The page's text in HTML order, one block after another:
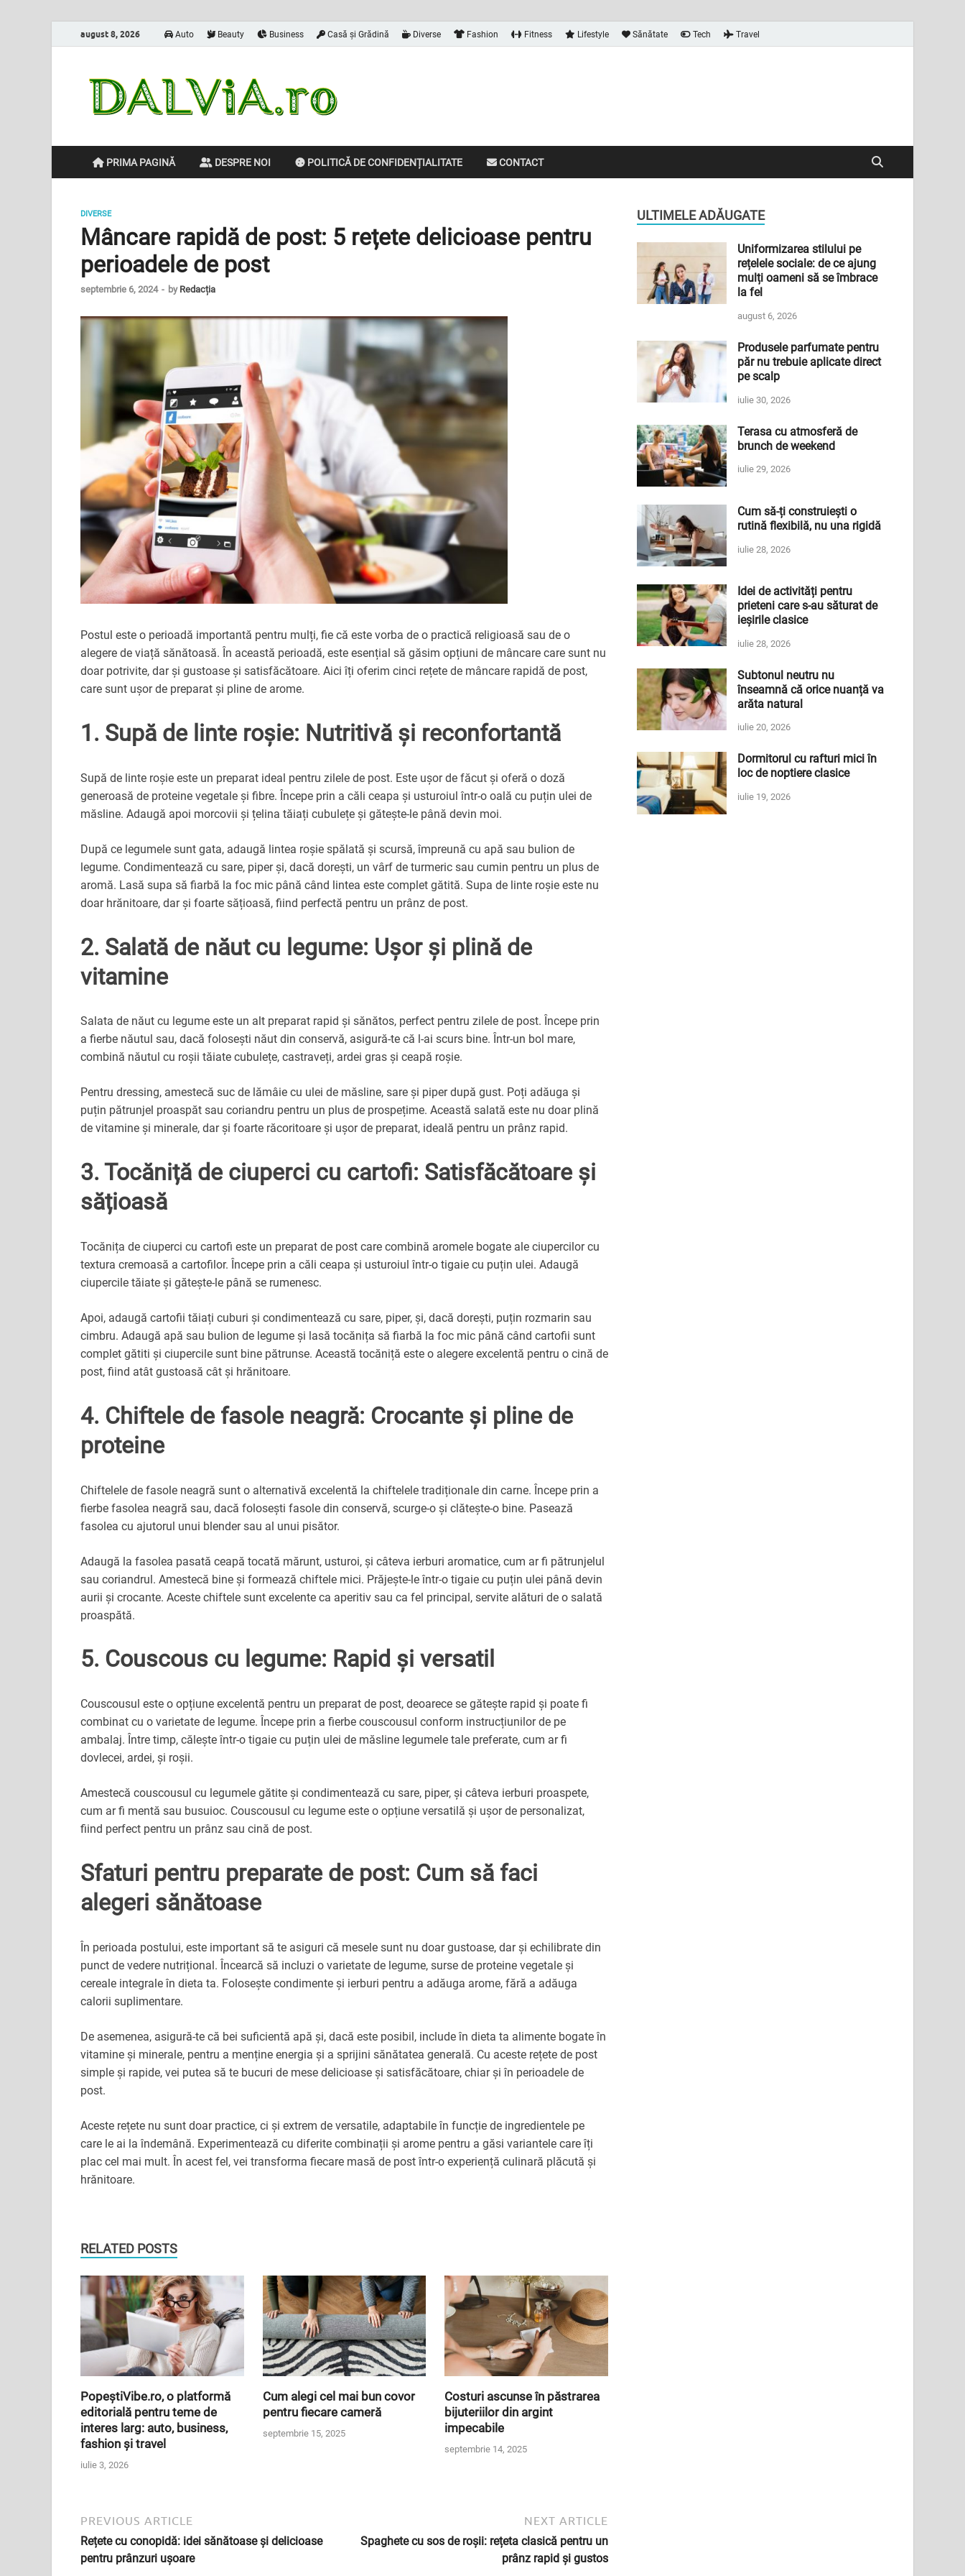
august 8, 2026 Auto Beauty Business Casă și Grădină Diverse Fashion Fitness Lifestyle Sănătate Tech Travel
PRIMA PAGINĂ DESPRE NOI POLITICĂ DE CONFIDENȚIALITATE CONTACT
DIVERSE
Mâncare rapidă de post: 5 rețete delicioase pentru
perioadele de post
septembrie 6, 2024 - by Redacția
Postul este o perioadă importantă pentru mulți, fie că este vorba de o practică religioasă sau de o
alegere de viață sănătoasă. În această perioadă, este esențial să găsim opțiuni de mâncare care sunt nu
doar potrivite, dar și gustoase și satisfăcătoare. Aici îți oferim cinci rețete de mâncare rapidă de post,
care sunt ușor de preparat și pline de arome.
1. Supă de linte roșie: Nutritivă și reconfortantă
Supă de linte roșie este un preparat ideal pentru zilele de post. Este ușor de făcut și oferă o doză
generoasă de proteine vegetale și fibre. Începe prin a căli ceapa și usturoiul într-o oală cu puțin ulei de
măsline. Adaugă apoi morcovii și țelina tăiați cubulețe și gătește-le până devin moi.
După ce legumele sunt gata, adaugă lintea roșie spălată și scursă, împreună cu apă sau bulion de
legume. Condimentează cu sare, piper și, dacă dorești, un vârf de turmeric sau cumin pentru un plus de
aromă. Lasă supa să fiarbă la foc mic până când lintea este complet gătită. Supa de linte roșie este nu
doar hrănitoare, dar și foarte sățioasă, fiind perfectă pentru un prânz de post.
2. Salată de năut cu legume: Ușor și plină de
vitamine
Salata de năut cu legume este un alt preparat rapid și sănătos, perfect pentru zilele de post. Începe prin
a fierbe năutul sau, dacă folosești năut din conservă, asigură-te că l-ai scurs bine. Într-un bol mare,
combină năutul cu roșii tăiate cubulețe, castraveți, ardei gras și ceapă roșie.
Pentru dressing, amestecă suc de lămâie cu ulei de măsline, sare și piper după gust. Poți adăuga și
puțin pătrunjel proaspăt sau coriandru pentru un plus de prospețime. Această salată este nu doar plină
de vitamine și minerale, dar și foarte răcoritoare și ușor de preparat, ideală pentru un prânz rapid.
3. Tocăniță de ciuperci cu cartofi: Satisfăcătoare și
sățioasă
Tocănița de ciuperci cu cartofi este un preparat de post care combină aromele bogate ale ciupercilor cu
textura cremoasă a cartofilor. Începe prin a căli ceapa și usturoiul într-o tigaie cu puțin ulei. Adaugă
ciupercile tăiate și gătește-le până se rumenesc.
Apoi, adaugă cartofii tăiați cuburi și condimentează cu sare, piper, și, dacă dorești, puțin rozmarin sau
cimbru. Adaugă apă sau bulion de legume și lasă tocănița să fiarbă la foc mic până când cartofii sunt
complet gătiti și ciupercile sunt bine pătrunse. Această tocăniță este o alegere excelentă pentru o cină de
post, fiind atât gustoasă cât și hrănitoare.
4. Chiftele de fasole neagră: Crocante și pline de
proteine
Chiftelele de fasole neagră sunt o alternativă excelentă la chiftelele tradiționale din carne. Începe prin a
fierbe fasolea neagră sau, dacă folosești fasole din conservă, scurge-o și clătește-o bine. Pasează
fasolea cu ajutorul unui blender sau al unui pisător.
Adaugă la fasolea pasată ceapă tocată mărunt, usturoi, și câteva ierburi aromatice, cum ar fi pătrunjelul
sau coriandrul. Amestecă bine și formează chiftele mici. Prăjește-le într-o tigaie cu puțin ulei până devin
aurii și crocante. Aceste chiftele sunt excelente ca aperitiv sau ca fel principal, servite alături de o salată
proaspătă.
5. Couscous cu legume: Rapid și versatil
Couscousul este o opțiune excelentă pentru un preparat de post, deoarece se gătește rapid și poate fi
combinat cu o varietate de legume. Începe prin a fierbe couscousul conform instrucțiunilor de pe
ambalaj. Între timp, călește într-o tigaie cu puțin ulei de măsline legumele tale preferate, cum ar fi
dovlecei, ardei, și roșii.
Amestecă couscousul cu legumele gătite și condimentează cu sare, piper, și câteva ierburi proaspete,
cum ar fi mentă sau busuioc. Couscousul cu legume este o opțiune versatilă și ușor de personalizat,
fiind perfect pentru un prânz sau cină de post.
Sfaturi pentru preparate de post: Cum să faci
alegeri sănătoase
În perioada postului, este important să te asiguri că mesele sunt nu doar gustoase, dar și echilibrate din
punct de vedere nutrițional. Încearcă să incluzi o varietate de legume, surse de proteine vegetale și
cereale integrale în dieta ta. Folosește condimente și ierburi pentru a adăuga arome, fără a adăuga
calorii suplimentare.
De asemenea, asigură-te că bei suficientă apă și, dacă este posibil, include în dieta ta alimente bogate în
vitamine și minerale, pentru a menține energia și a sprijini sănătatea generală. Cu aceste rețete de post
simple și rapide, vei putea să te bucuri de mese delicioase și satisfăcătoare, chiar și în perioadele de
post.
Aceste rețete nu sunt doar practice, ci și extrem de versatile, adaptabile în funcție de ingredientele pe
care le ai la îndemână. Experimentează cu diferite combinații și arome pentru a găsi variantele care îți
plac cel mai mult. În acest fel, vei transforma fiecare masă de post într-o experiență culinară plăcută și
hrănitoare.
RELATED POSTS
PopeștiVibe.ro, o platformă
editorială pentru teme de
interes larg: auto, business,
fashion și travel
iulie 3, 2026
Cum alegi cel mai bun covor
pentru fiecare cameră
septembrie 15, 2025
Costuri ascunse în păstrarea
bijuteriilor din argint
impecabile
septembrie 14, 2025
PREVIOUS ARTICLE
Rețete cu conopidă: idei sănătoase și delicioase
pentru prânzuri ușoare
NEXT ARTICLE
Spaghete cu sos de roșii: rețeta clasică pentru un
prânz rapid și gustos
ULTIMELE ADĂUGATE
Uniformizarea stilului pe
rețelele sociale: de ce ajung
mulți oameni să se îmbrace
la fel
august 6, 2026
Produsele parfumate pentru
păr nu trebuie aplicate direct
pe scalp
iulie 30, 2026
Terasa cu atmosferă de
brunch de weekend
iulie 29, 2026
Cum să-ți construiești o
rutină flexibilă, nu una rigidă
iulie 28, 2026
Idei de activități pentru
prieteni care s-au săturat de
ieșirile clasice
iulie 28, 2026
Subtonul neutru nu
înseamnă că orice nuanță va
arăta natural
iulie 20, 2026
Dormitorul cu rafturi mici în
loc de noptiere clasice
iulie 19, 2026